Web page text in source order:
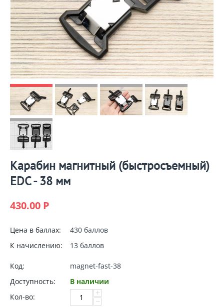
Карабин магнитный (быстросъемный)
EDC - 38 мм
430.00 Р
Цена в баллах:
430 баллов
К начислению:
13 баллов
Код:
magnet-fast-38
Доступность:
В наличии
Кол-во:
+
−